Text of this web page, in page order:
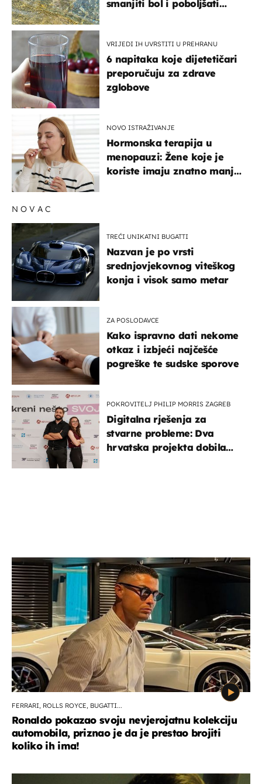
smanjiti bol i poboljšati
VRIJEDI IH UVRSTITI U PREHRANU
6 napitaka koje dijetetičari
preporučuju za zdrave
zglobove
NOVO ISTRAŽIVANJE
Hormonska terapija u
menopauzi: Žene koje je
koriste imaju znatno manji
NOVAC
TREĆI UNIKATNI BUGATTI
Nazvan je po vrsti
srednjovjekovnog viteškog
konja i visok samo metar
ZA POSLODAVCE
Kako ispravno dati nekome
otkaz i izbjeći najčešće
pogreške te sudske sporove
POKROVITELJ PHILIP MORRIS ZAGREB
Digitalna rješenja za
stvarne probleme: Dva
hrvatska projekta dobila
FERRARI, ROLLS ROYCE, BUGATTI...
Ronaldo pokazao svoju nevjerojatnu kolekciju
automobila, priznao je da je prestao brojiti
koliko ih ima!